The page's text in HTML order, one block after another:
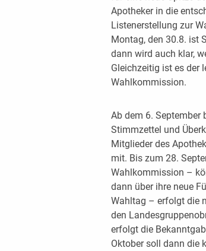
Apotheker in die
Listenerstellung zur
Montag, den 30.8. ist
dann wird auch klar,
Gleichzeitig ist es der
Wahlkommission.
Ab dem 6. September
Stimmzettel und
Mitglieder des
mit. Bis zum 28.
Wahlkommission –
dann über ihre neue
Wahltag – erfolgt die
den
erfolgt die
Oktober soll dann die